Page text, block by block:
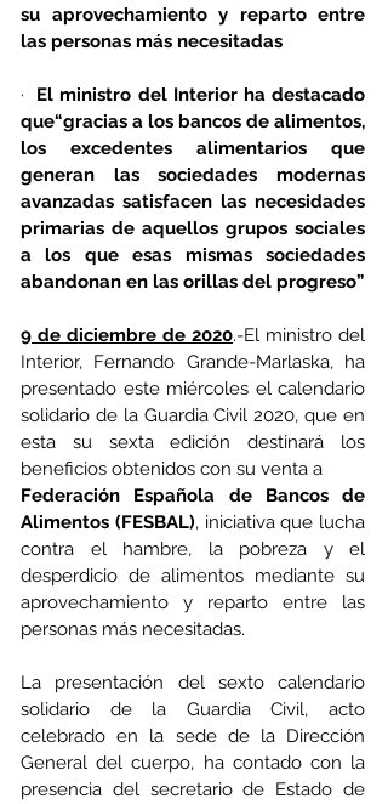
su aprovechamiento y reparto entre
las personas más necesitadas
· El ministro del Interior ha destacado
que“gracias a los bancos de alimentos,
los excedentes alimentarios que
generan las sociedades modernas
avanzadas satisfacen las necesidades
primarias de aquellos grupos sociales
a los que esas mismas sociedades
abandonan en las orillas del progreso”
9 de diciembre de 2020.-El ministro del
Interior, Fernando Grande-Marlaska, ha
presentado este miércoles el calendario
solidario de la Guardia Civil 2020, que en
esta su sexta edición destinará los
beneficios obtenidos con su venta a
Federación Española de Bancos de
Alimentos (FESBAL), iniciativa que lucha
contra el hambre, la pobreza y el
desperdicio de alimentos mediante su
aprovechamiento y reparto entre las
personas más necesitadas.
La presentación del sexto calendario
solidario de la Guardia Civil, acto
celebrado en la sede de la Dirección
General del cuerpo, ha contado con la
presencia del secretario de Estado de